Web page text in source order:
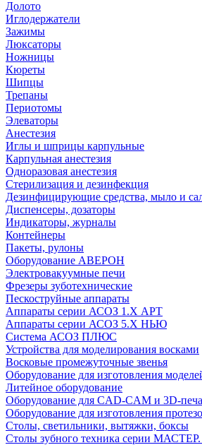
Долото
Иглодержатели
Зажимы
Люксаторы
Ножницы
Кюреты
Шипцы
Трепаны
Периотомы
Элеваторы
Анестезия
Иглы и шприцы карпульные
Карпульная анестезия
Одноразовая анестезия
Стерилизация и дезинфекция
Дезинфицирующие средства, мыло и
Диспенсеры, дозаторы
Индикаторы, журналы
Контейнеры
Пакеты, рулоны
Оборудование АВЕРОН
Электровакуумные печи
Фрезеры зуботехнические
Пескоструйные аппараты
Аппараты серии АСОЗ 1.Х АРТ
Аппараты серии АСОЗ 5.Х НЬЮ
Система АСОЗ ПЛЮС
Устройства для моделирования восками
Восковые промежуточные звенья
Оборудование для изготовления
Литейное оборудование
Оборудование для CAD-CAM и 3D-
Оборудование для изготовления
Cтолы, светильники, вытяжки, боксы
Столы зубного техника серии